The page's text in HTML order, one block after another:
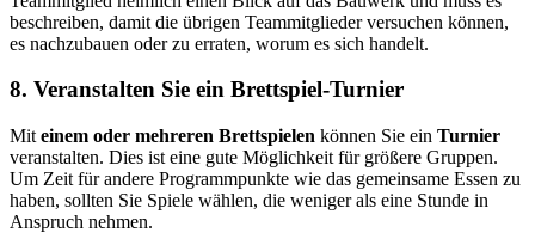
beschreiben, damit die übrigen Teammitglieder versuchen können,
es nachzubauen oder zu erraten, worum es sich handelt.
8. Veranstalten Sie ein Brettspiel-Turnier
Mit einem oder mehreren Brettspielen können Sie ein Turnier
veranstalten. Dies ist eine gute Möglichkeit für größere Gruppen.
Um Zeit für andere Programmpunkte wie das gemeinsame Essen zu
haben, sollten Sie Spiele wählen, die weniger als eine Stunde in
Anspruch nehmen.